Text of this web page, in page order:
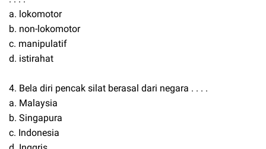
a. lokomotor
b. non-lokomotor
c. manipulatif
d. istirahat
4. Bela diri pencak silat berasal dari negara . . . .
a. Malaysia
b. Singapura
c. Indonesia